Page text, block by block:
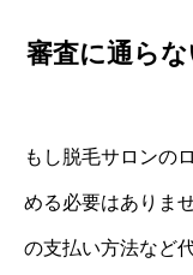
審査に通ら
もし脱毛サロンの
める必要はありま
の支払い方法など